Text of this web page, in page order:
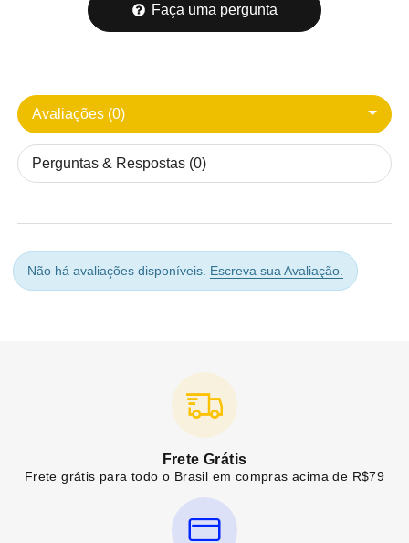
Faça uma pergunta
Avaliações (0)
Perguntas & Respostas (0)
Não há avaliações disponíveis. Escreva sua Avaliação.
Frete Grátis
Frete grátis para todo o Brasil em compras acima de R$79